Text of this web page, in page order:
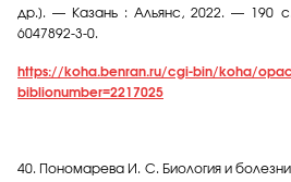
др.]. — Казань : Альянс, 2022. — 190
6047892-3-0.
https://koha.benran.ru/cgi-bin/koha/
biblionumber=2217025
40. Пономарева И. С. Биология и